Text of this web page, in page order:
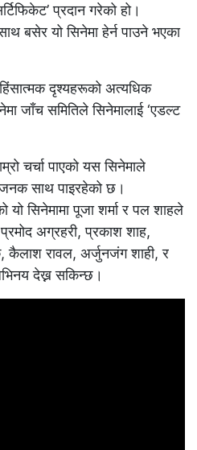
प्रदान गरेको हो।
बसेर यो सिनेमा हेर्न पाउने भएका
दृश्यहरूको अत्यधिक
जाँच समितिले सिनेमालाई ‘एडल्ट
चर्चा पाएको यस सिनेमाले
साथ पाइरहेको छ।
यो सिनेमामा पूजा शर्मा र पल शाहले
अग्रहरी, प्रकाश शाह,
कैलाश रावल, अर्जुनजंग शाही, र
देख्न सकिन्छ।